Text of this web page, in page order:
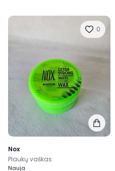
0
Nox
Plaukų vaškas
Nauja